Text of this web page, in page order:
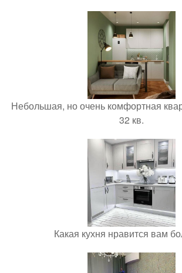
Небольшая, но очень комфортная
32 кв.
Какая кухня нравится вам